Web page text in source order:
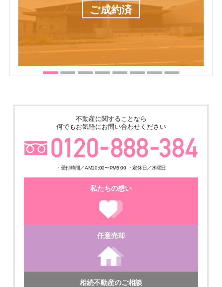
ご成約済
不動産に関することなら
何でもお気軽にお問い合わせください
・受付時間／AM10:00〜PM5:00 ・定休日／水曜日
私たちの想い
任意売却
相続不動産のご相談